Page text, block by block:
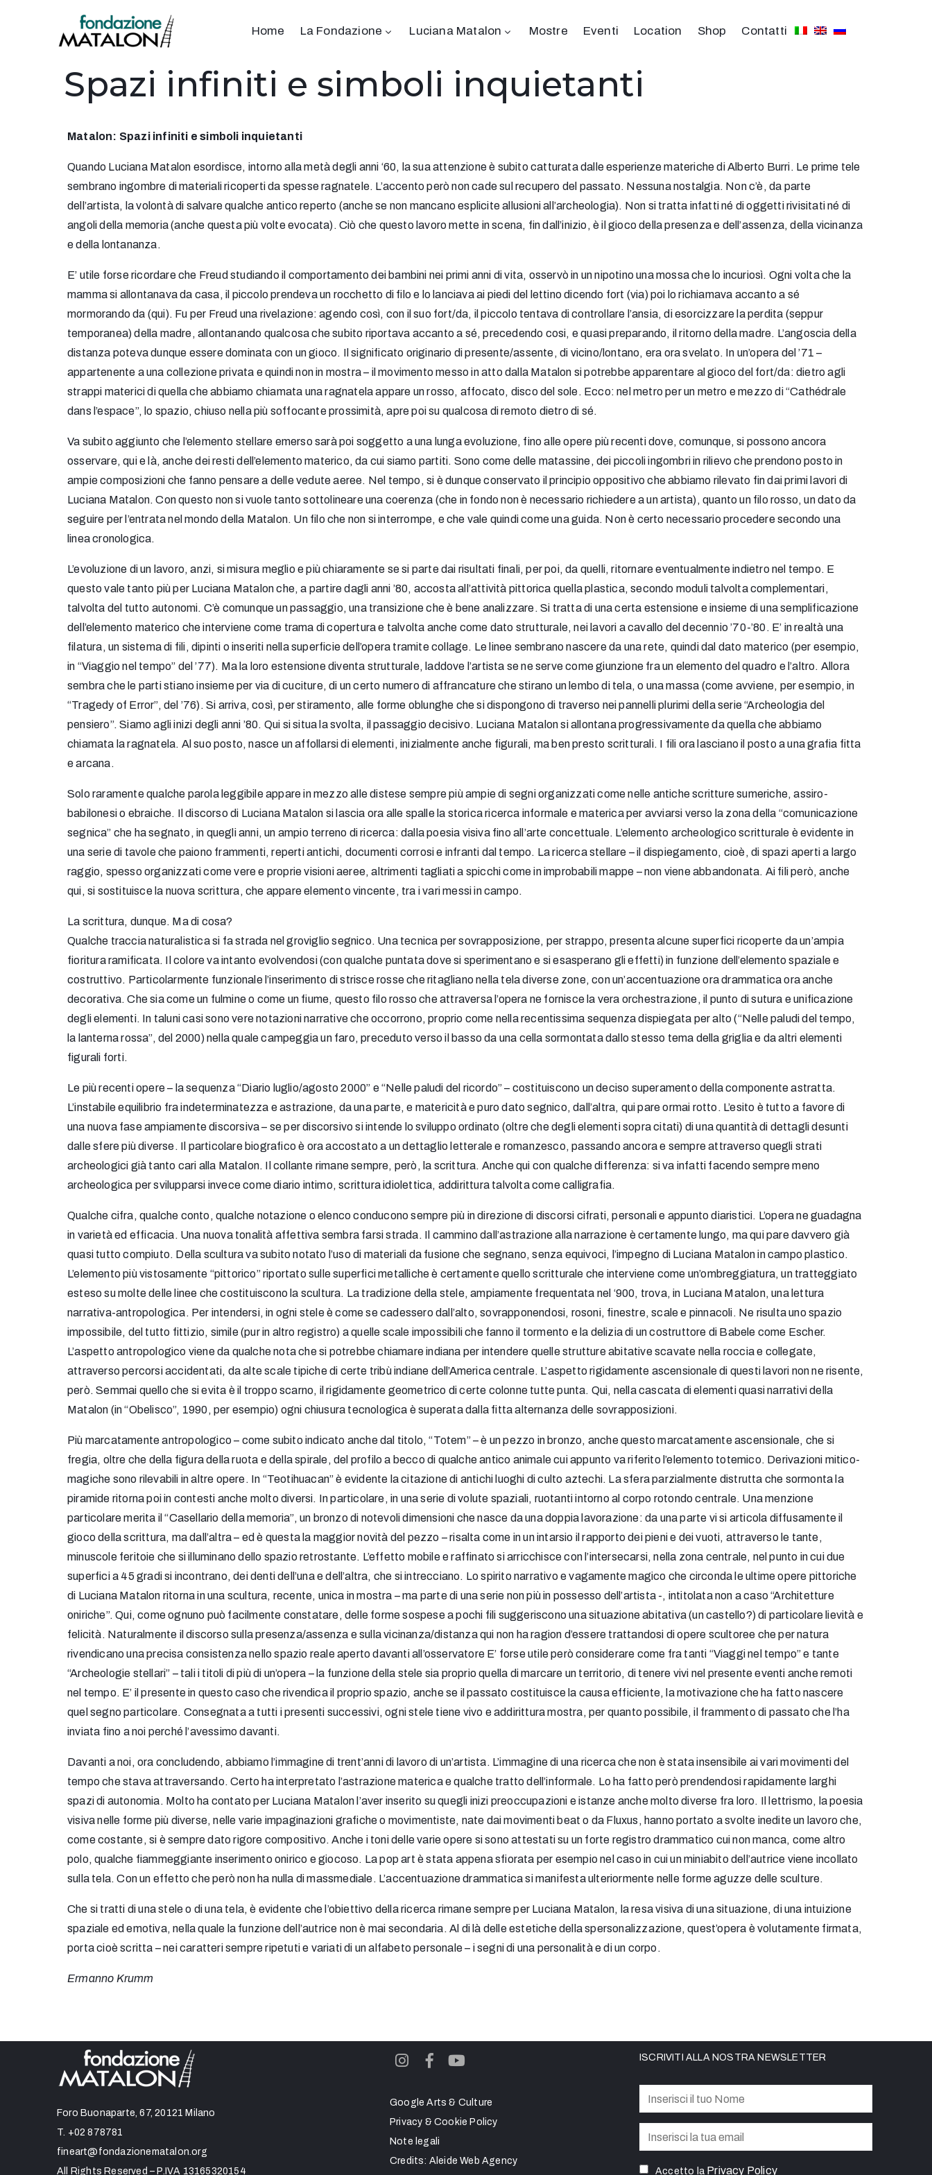
Home La Fondazione Luciana Matalon Mostre Eventi Location Shop Contatti
Spazi infiniti e simboli inquietanti
Matalon: Spazi infiniti e simboli inquietanti
Quando Luciana Matalon esordisce, intorno alla metà degli anni ‘60, la sua attenzione è subito catturata dalle esperienze materiche di Alberto Burri. Le prime tele
sembrano ingombre di materiali ricoperti da spesse ragnatele. L’accento però non cade sul recupero del passato. Nessuna nostalgia. Non c’è, da parte
dell’artista, la volontà di salvare qualche antico reperto (anche se non mancano esplicite allusioni all’archeologia). Non si tratta infatti né di oggetti rivisitati né di
angoli della memoria (anche questa più volte evocata). Ciò che questo lavoro mette in scena, fin dall’inizio, è il gioco della presenza e dell’assenza, della vicinanza
e della lontananza.
E’ utile forse ricordare che Freud studiando il comportamento dei bambini nei primi anni di vita, osservò in un nipotino una mossa che lo incuriosì. Ogni volta che la
mamma si allontanava da casa, il piccolo prendeva un rocchetto di filo e lo lanciava ai piedi del lettino dicendo fort (via) poi lo richiamava accanto a sé
mormorando da (qui). Fu per Freud una rivelazione: agendo così, con il suo fort/da, il piccolo tentava di controllare l’ansia, di esorcizzare la perdita (seppur
temporanea) della madre, allontanando qualcosa che subito riportava accanto a sé, precedendo cosi, e quasi preparando, il ritorno della madre. L’angoscia della
distanza poteva dunque essere dominata con un gioco. Il significato originario di presente/assente, di vicino/lontano, era ora svelato. In un’opera del ’71 –
appartenente a una collezione privata e quindi non in mostra – il movimento messo in atto dalla Matalon si potrebbe apparentare al gioco del fort/da: dietro agli
strappi materici di quella che abbiamo chiamata una ragnatela appare un rosso, affocato, disco del sole. Ecco: nel metro per un metro e mezzo di “Cathédrale
dans l’espace”, lo spazio, chiuso nella più soffocante prossimità, apre poi su qualcosa di remoto dietro di sé.
Va subito aggiunto che l’elemento stellare emerso sarà poi soggetto a una lunga evoluzione, fino alle opere più recenti dove, comunque, si possono ancora
osservare, qui e là, anche dei resti dell’elemento materico, da cui siamo partiti. Sono come delle matassine, dei piccoli ingombri in rilievo che prendono posto in
ampie composizioni che fanno pensare a delle vedute aeree. Nel tempo, si è dunque conservato il principio oppositivo che abbiamo rilevato fin dai primi lavori di
Luciana Matalon. Con questo non si vuole tanto sottolineare una coerenza (che in fondo non è necessario richiedere a un artista), quanto un filo rosso, un dato da
seguire per l’entrata nel mondo della Matalon. Un filo che non si interrompe, e che vale quindi come una guida. Non è certo necessario procedere secondo una
linea cronologica.
L’evoluzione di un lavoro, anzi, si misura meglio e più chiaramente se si parte dai risultati finali, per poi, da quelli, ritornare eventualmente indietro nel tempo. E
questo vale tanto più per Luciana Matalon che, a partire dagli anni ’80, accosta all’attività pittorica quella plastica, secondo moduli talvolta complementari,
talvolta del tutto autonomi. C’è comunque un passaggio, una transizione che è bene analizzare. Si tratta di una certa estensione e insieme di una semplificazione
dell’elemento materico che interviene come trama di copertura e talvolta anche come dato strutturale, nei lavori a cavallo del decennio ’70-’80. E’ in realtà una
filatura, un sistema di fili, dipinti o inseriti nella superficie dell’opera tramite collage. Le linee sembrano nascere da una rete, quindi dal dato materico (per esempio,
in “Viaggio nel tempo” del ’77). Ma la loro estensione diventa strutturale, laddove l’artista se ne serve come giunzione fra un elemento del quadro e l’altro. Allora
sembra che le parti stiano insieme per via di cuciture, di un certo numero di affrancature che stirano un lembo di tela, o una massa (come avviene, per esempio, in
“Tragedy of Error”, del ’76). Si arriva, così, per stiramento, alle forme oblunghe che si dispongono di traverso nei pannelli plurimi della serie “Archeologia del
pensiero”. Siamo agli inizi degli anni ’80. Qui si situa la svolta, il passaggio decisivo. Luciana Matalon si allontana progressivamente da quella che abbiamo
chiamata la ragnatela. Al suo posto, nasce un affollarsi di elementi, inizialmente anche figurali, ma ben presto scritturali. I fili ora lasciano il posto a una grafia fitta
e arcana.
Solo raramente qualche parola leggibile appare in mezzo alle distese sempre più ampie di segni organizzati come nelle antiche scritture sumeriche, assiro-
babilonesi o ebraiche. Il discorso di Luciana Matalon si lascia ora alle spalle la storica ricerca informale e materica per avviarsi verso la zona della “comunicazione
segnica” che ha segnato, in quegli anni, un ampio terreno di ricerca: dalla poesia visiva fino all’arte concettuale. L’elemento archeologico scritturale è evidente in
una serie di tavole che paiono frammenti, reperti antichi, documenti corrosi e infranti dal tempo. La ricerca stellare – il dispiegamento, cioè, di spazi aperti a largo
raggio, spesso organizzati come vere e proprie visioni aeree, altrimenti tagliati a spicchi come in improbabili mappe – non viene abbandonata. Ai fili però, anche
qui, si sostituisce la nuova scrittura, che appare elemento vincente, tra i vari messi in campo.
La scrittura, dunque. Ma di cosa?
Qualche traccia naturalistica si fa strada nel groviglio segnico. Una tecnica per sovrapposizione, per strappo, presenta alcune superfici ricoperte da un’ampia
fioritura ramificata. Il colore va intanto evolvendosi (con qualche puntata dove si sperimentano e si esasperano gli effetti) in funzione dell’elemento spaziale e
costruttivo. Particolarmente funzionale l’inserimento di strisce rosse che ritagliano nella tela diverse zone, con un’accentuazione ora drammatica ora anche
decorativa. Che sia come un fulmine o come un fiume, questo filo rosso che attraversa l’opera ne fornisce la vera orchestrazione, il punto di sutura e unificazione
degli elementi. In taluni casi sono vere notazioni narrative che occorrono, proprio come nella recentissima sequenza dispiegata per alto (“Nelle paludi del tempo,
la lanterna rossa”, del 2000) nella quale campeggia un faro, preceduto verso il basso da una cella sormontata dallo stesso tema della griglia e da altri elementi
figurali forti.
Le più recenti opere – la sequenza “Diario luglio/agosto 2000” e “Nelle paludi del ricordo” – costituiscono un deciso superamento della componente astratta.
L’instabile equilibrio fra indeterminatezza e astrazione, da una parte, e matericità e puro dato segnico, dall’altra, qui pare ormai rotto. L’esito è tutto a favore di
una nuova fase ampiamente discorsiva – se per discorsivo si intende lo sviluppo ordinato (oltre che degli elementi sopra citati) di una quantità di dettagli desunti
dalle sfere più diverse. Il particolare biografico è ora accostato a un dettaglio letterale e romanzesco, passando ancora e sempre attraverso quegli strati
archeologici già tanto cari alla Matalon. Il collante rimane sempre, però, la scrittura. Anche qui con qualche differenza: si va infatti facendo sempre meno
archeologica per svilupparsi invece come diario intimo, scrittura idiolettica, addirittura talvolta come calligrafia.
Qualche cifra, qualche conto, qualche notazione o elenco conducono sempre più in direzione di discorsi cifrati, personali e appunto diaristici. L’opera ne guadagna
in varietà ed efficacia. Una nuova tonalità affettiva sembra farsi strada. Il cammino dall’astrazione alla narrazione è certamente lungo, ma qui pare davvero già
quasi tutto compiuto. Della scultura va subito notato l’uso di materiali da fusione che segnano, senza equivoci, l’impegno di Luciana Matalon in campo plastico.
L’elemento più vistosamente “pittorico” riportato sulle superfici metalliche è certamente quello scritturale che interviene come un’ombreggiatura, un tratteggiato
esteso su molte delle linee che costituiscono la scultura. La tradizione della stele, ampiamente frequentata nel ‘900, trova, in Luciana Matalon, una lettura
narrativa-antropologica. Per intendersi, in ogni stele è come se cadessero dall’alto, sovrapponendosi, rosoni, finestre, scale e pinnacoli. Ne risulta uno spazio
impossibile, del tutto fittizio, simile (pur in altro registro) a quelle scale impossibili che fanno il tormento e la delizia di un costruttore di Babele come Escher.
L’aspetto antropologico viene da qualche nota che si potrebbe chiamare indiana per intendere quelle strutture abitative scavate nella roccia e collegate,
attraverso percorsi accidentati, da alte scale tipiche di certe tribù indiane dell’America centrale. L’aspetto rigidamente ascensionale di questi lavori non ne risente,
però. Semmai quello che si evita è il troppo scarno, il rigidamente geometrico di certe colonne tutte punta. Qui, nella cascata di elementi quasi narrativi della
Matalon (in “Obelisco”, 1990, per esempio) ogni chiusura tecnologica è superata dalla fitta alternanza delle sovrapposizioni.
Più marcatamente antropologico – come subito indicato anche dal titolo, “Totem” – è un pezzo in bronzo, anche questo marcatamente ascensionale, che si
fregia, oltre che della figura della ruota e della spirale, del profilo a becco di qualche antico animale cui appunto va riferito l’elemento totemico. Derivazioni mitico-
magiche sono rilevabili in altre opere. In “Teotihuacan” è evidente la citazione di antichi luoghi di culto aztechi. La sfera parzialmente distrutta che sormonta la
piramide ritorna poi in contesti anche molto diversi. In particolare, in una serie di volute spaziali, ruotanti intorno al corpo rotondo centrale. Una menzione
particolare merita il “Casellario della memoria”, un bronzo di notevoli dimensioni che nasce da una doppia lavorazione: da una parte vi si articola diffusamente il
gioco della scrittura, ma dall’altra – ed è questa la maggior novità del pezzo – risalta come in un intarsio il rapporto dei pieni e dei vuoti, attraverso le tante,
minuscole feritoie che si illuminano dello spazio retrostante. L’effetto mobile e raffinato si arricchisce con l’intersecarsi, nella zona centrale, nel punto in cui due
superfici a 45 gradi si incontrano, dei denti dell’una e dell’altra, che si intrecciano. Lo spirito narrativo e vagamente magico che circonda le ultime opere pittoriche
di Luciana Matalon ritorna in una scultura, recente, unica in mostra – ma parte di una serie non più in possesso dell’artista -, intitolata non a caso “Architetture
oniriche”. Qui, come ognuno può facilmente constatare, delle forme sospese a pochi fili suggeriscono una situazione abitativa (un castello?) di particolare lievità e
felicità. Naturalmente il discorso sulla presenza/assenza e sulla vicinanza/distanza qui non ha ragion d’essere trattandosi di opere scultoree che per natura
rivendicano una precisa consistenza nello spazio reale aperto davanti all’osservatore E’ forse utile però considerare come fra tanti “Viaggi nel tempo” e tante
“Archeologie stellari” – tali i titoli di più di un’opera – la funzione della stele sia proprio quella di marcare un territorio, di tenere vivi nel presente eventi anche remoti
nel tempo. E’ il presente in questo caso che rivendica il proprio spazio, anche se il passato costituisce la causa efficiente, la motivazione che ha fatto nascere
quel segno particolare. Consegnata a tutti i presenti successivi, ogni stele tiene vivo e addirittura mostra, per quanto possibile, il frammento di passato che l’ha
inviata fino a noi perché l’avessimo davanti.
Davanti a noi, ora concludendo, abbiamo l’immagine di trent’anni di lavoro di un’artista. L’immagine di una ricerca che non è stata insensibile ai vari movimenti del
tempo che stava attraversando. Certo ha interpretato l’astrazione materica e qualche tratto dell’informale. Lo ha fatto però prendendosi rapidamente larghi
spazi di autonomia. Molto ha contato per Luciana Matalon l’aver inserito su quegli inizi preoccupazioni e istanze anche molto diverse fra loro. Il lettrismo, la poesia
visiva nelle forme più diverse, nelle varie impaginazioni grafiche o movimentiste, nate dai movimenti beat o da Fluxus, hanno portato a svolte inedite un lavoro che,
come costante, si è sempre dato rigore compositivo. Anche i toni delle varie opere si sono attestati su un forte registro drammatico cui non manca, come altro
polo, qualche fiammeggiante inserimento onirico e giocoso. La pop art è stata appena sfiorata per esempio nel caso in cui un miniabito dell’autrice viene incollato
sulla tela. Con un effetto che però non ha nulla di massmediale. L’accentuazione drammatica si manifesta ulteriormente nelle forme aguzze delle sculture.
Che si tratti di una stele o di una tela, è evidente che l’obiettivo della ricerca rimane sempre per Luciana Matalon, la resa visiva di una situazione, di una intuizione
spaziale ed emotiva, nella quale la funzione dell’autrice non è mai secondaria. Al di là delle estetiche della spersonalizzazione, quest’opera è volutamente firmata,
porta cioè scritta – nei caratteri sempre ripetuti e variati di un alfabeto personale – i segni di una personalità e di un corpo.
Ermanno Krumm
Foro Buonaparte, 67, 20121 Milano
T. +02 878781
fineart@fondazionematalon.org
All Rights Reserved – P.IVA 13165320154
Google Arts & Culture
Privacy & Cookie Policy
Note legali
Credits: Aleide Web Agency
ISCRIVITI ALLA NOSTRA NEWSLETTER
Accetto la Privacy Policy